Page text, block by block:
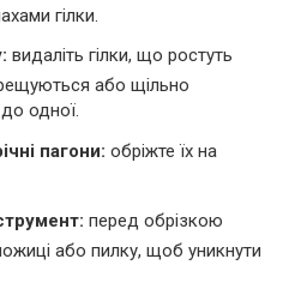
гілки.
видаліть гілки, що ростуть
або щільно
одної.
пагони: обріжте їх на
перед обрізкою
або пилку, щоб уникнути